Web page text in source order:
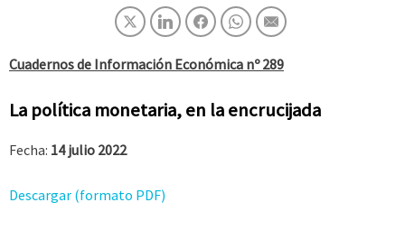
Cuadernos de Información Económica nº 289
La política monetaria, en la encrucijada
Fecha: 14 julio 2022
Descargar (formato PDF)